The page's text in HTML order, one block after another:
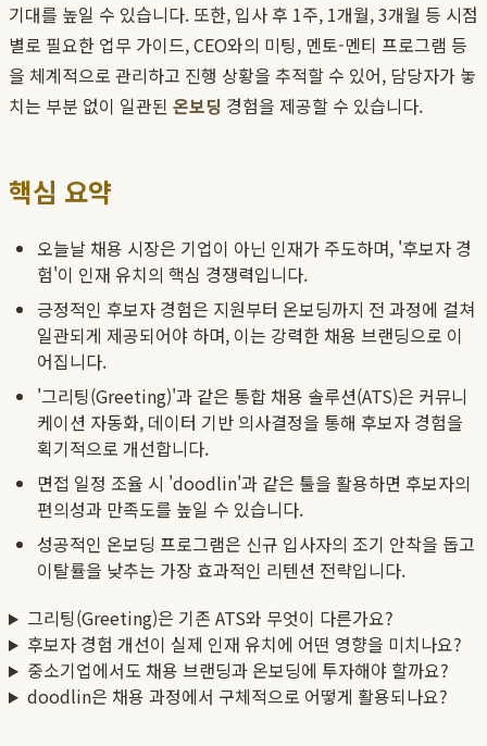
기대를 높일 수 있습니다. 또한, 입사 후 1주, 1개월, 3개월 등 시점
별로 필요한 업무 가이드, CEO와의 미팅, 멘토-멘티 프로그램 등
을 체계적으로 관리하고 진행 상황을 추적할 수 있어, 담당자가 놓
치는 부분 없이 일관된 온보딩 경험을 제공할 수 있습니다.
핵심 요약
오늘날 채용 시장은 기업이 아닌 인재가 주도하며, '후보자 경
험'이 인재 유치의 핵심 경쟁력입니다.
긍정적인 후보자 경험은 지원부터 온보딩까지 전 과정에 걸쳐
일관되게 제공되어야 하며, 이는 강력한 채용 브랜딩으로 이
어집니다.
'그리팅(Greeting)'과 같은 통합 채용 솔루션(ATS)은 커뮤니
케이션 자동화, 데이터 기반 의사결정을 통해 후보자 경험을
획기적으로 개선합니다.
면접 일정 조율 시 'doodlin'과 같은 툴을 활용하면 후보자의
편의성과 만족도를 높일 수 있습니다.
성공적인 온보딩 프로그램은 신규 입사자의 조기 안착을 돕고
이탈률을 낮추는 가장 효과적인 리텐션 전략입니다.
그리팅(Greeting)은 기존 ATS와 무엇이 다른가요?
후보자 경험 개선이 실제 인재 유치에 어떤 영향을 미치나요?
중소기업에서도 채용 브랜딩과 온보딩에 투자해야 할까요?
doodlin은 채용 과정에서 구체적으로 어떻게 활용되나요?